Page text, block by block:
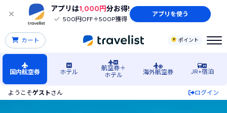
アプリは1,000円分お得!
500円OFF＋500P獲得
アプリを使う
ポイント
カート
国内航空券 ホテル
航空券＋
ホテル
海外航空券 JR+宿泊
ようこそゲストさん ログイン